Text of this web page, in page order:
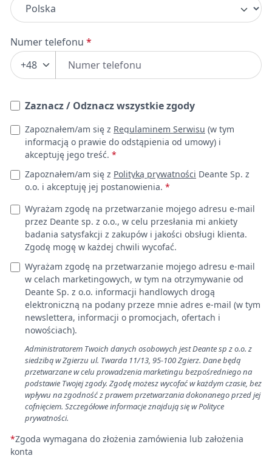
Numer telefonu *
+48
Leave this field empty
Zaznacz / Odznacz wszystkie zgody
Zapoznałem/am się z Regulaminem Serwisu (w tym
informacją o prawie do odstąpienia od umowy) i
akceptuję jego treść. *
Zapoznałem/am się z Polityką prywatności Deante Sp. z
o.o. i akceptuję jej postanowienia. *
Wyrażam zgodę na przetwarzanie mojego adresu e-mail
przez Deante sp. z o.o., w celu przesłania mi ankiety
badania satysfakcji z zakupów i jakości obsługi klienta.
Zgodę mogę w każdej chwili wycofać.
Wyrażam zgodę na przetwarzanie mojego adresu e-mail
w celach marketingowych, w tym na otrzymywanie od
Deante Sp. z o.o. informacji handlowych drogą
elektroniczną na podany przeze mnie adres e-mail (w tym
newslettera, informacji o promocjach, ofertach i
nowościach).
Administratorem Twoich danych osobowych jest Deante sp z o.o. z
siedzibą w Zgierzu ul. Twarda 11/13, 95-100 Zgierz. Dane będą
przetwarzane w celu prowadzenia marketingu bezpośredniego na
podstawie Twojej zgody. Zgodę możesz wycofać w każdym czasie, bez
wpływu na zgodność z prawem przetwarzania dokonanego przed jej
cofnięciem. Szczegółowe informacje znajdują się w Polityce
prywatności.
*Zgoda wymagana do złożenia zamówienia lub założenia
konta